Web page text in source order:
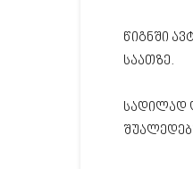
წიგნში
საათზე.
სადილად